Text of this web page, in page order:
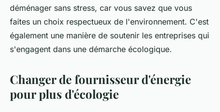
déménager sans stress, car vous savez que vous
faites un choix respectueux de l'environnement. C'est
également une manière de soutenir les entreprises qui
s'engagent dans une démarche écologique.
Changer de fournisseur d'énergie
pour plus d'écologie